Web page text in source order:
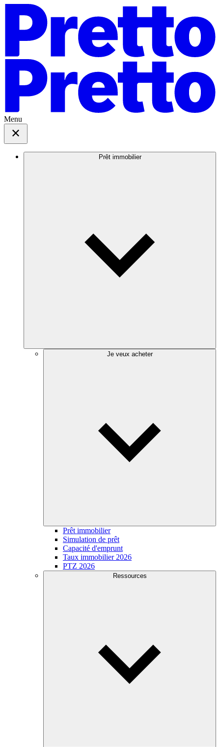
Menu
Prêt immobilier
Je veux acheter
Prêt immobilier
Simulation de prêt
Capacité d'emprunt
Taux immobilier 2026
PTZ 2026
Ressources